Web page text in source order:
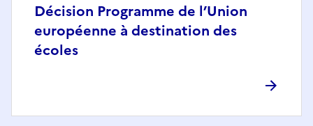
Décision Programme de l’Union
européenne à destination des
écoles